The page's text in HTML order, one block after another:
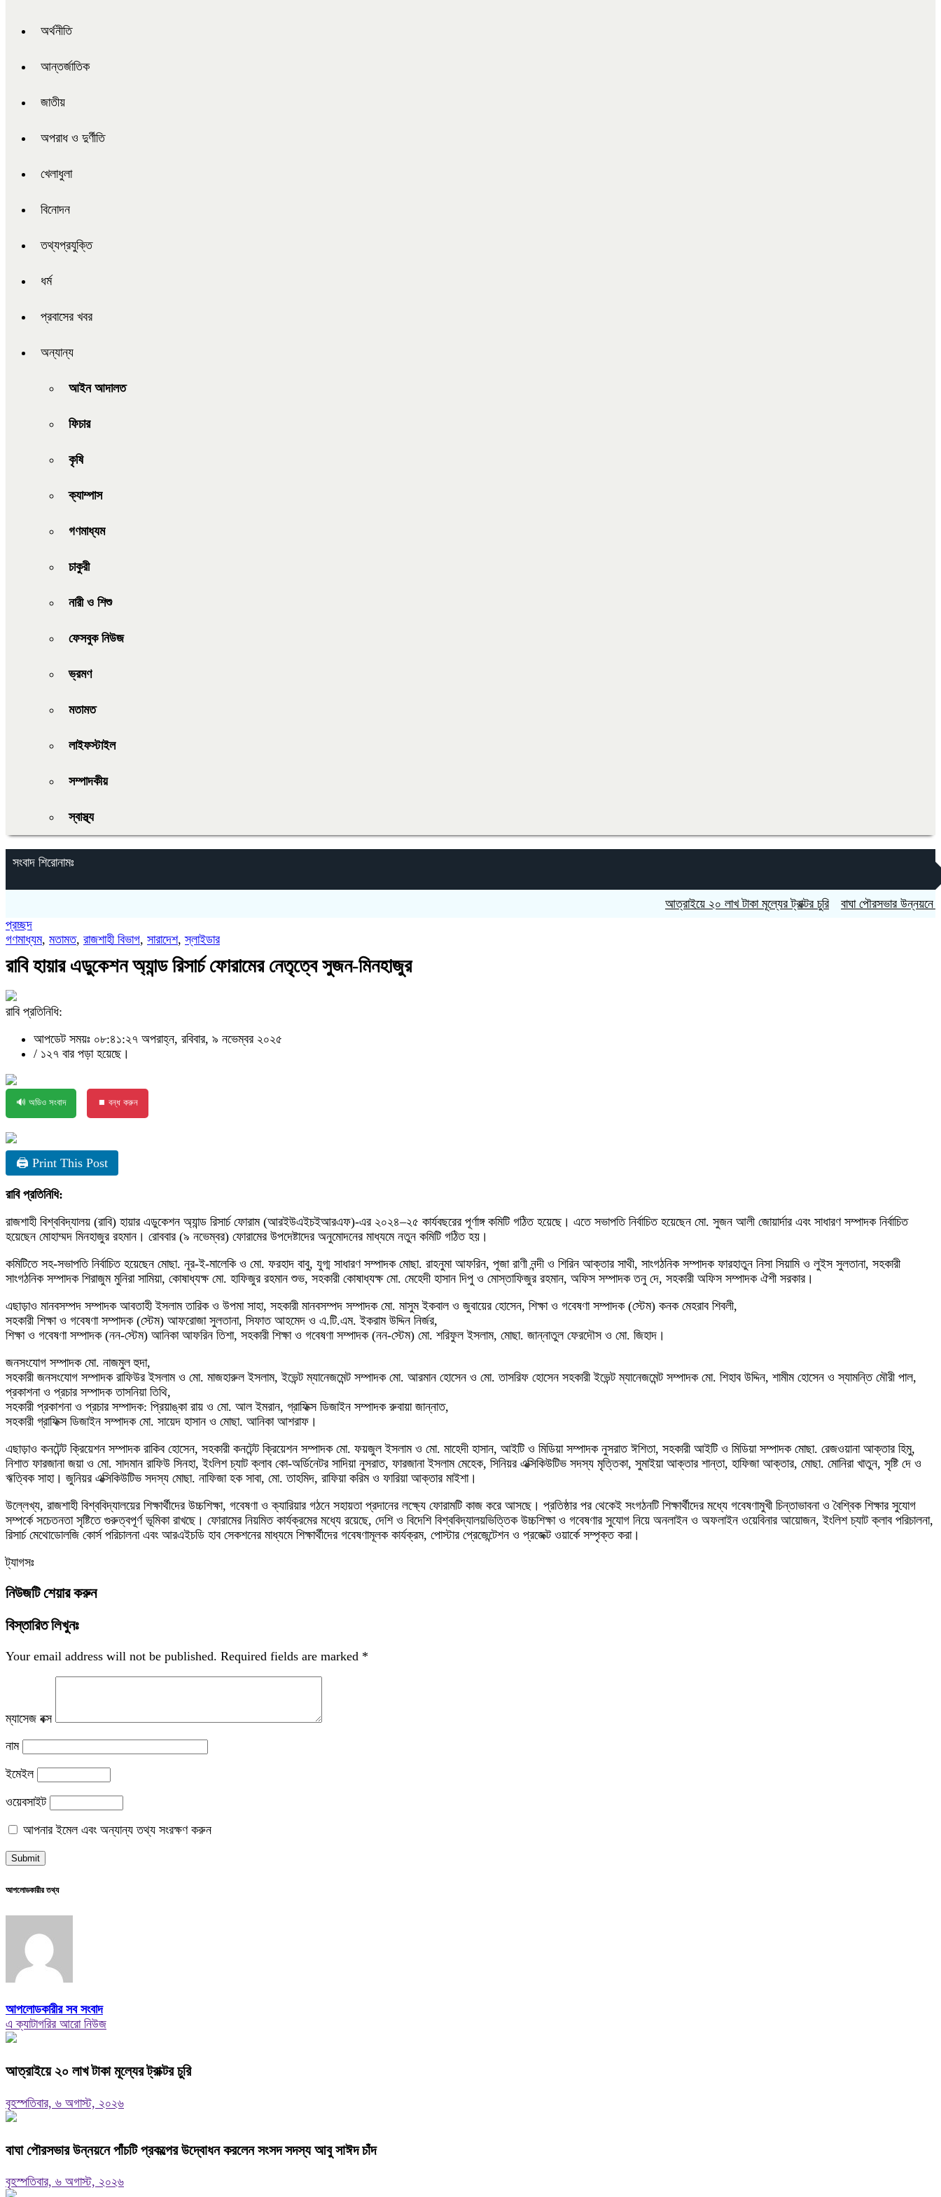
অর্থনীতি
আন্তর্জাতিক
জাতীয়
অপরাধ ও দুর্ণীতি
খেলাধুলা
বিনোদন
তথ্যপ্রযুক্তি
ধর্ম
প্রবাসের খবর
অন্যান্য
আইন আদালত
ফিচার
কৃষি
ক্যাম্পাস
গণমাধ্যম
চাকুরী
নারী ও শিশু
ফেসবুক নিউজ
ভ্রমণ
মতামত
লাইফস্টাইল
সম্পাদকীয়
স্বাস্থ্য
সংবাদ শিরোনামঃ
আত্রাইয়ে ২০ লাখ টাকা মূল্যের ট্রাক্টর চুরি
বাঘা পৌরসভার উন্নয়নে পাঁচটি
প্রচ্ছদ
গণমাধ্যম, মতামত, রাজশাহী বিভাগ, সারাদেশ,স্লাইডার
রাবি হায়ার এডুকেশন অ্যান্ড রিসার্চ ফোরামের নেতৃত্বে সুজন-মিনহাজুর
রাবি প্রতিনিধি:
আপডেট সময়ঃ ০৮:৪১:২৭ অপরাহ্ন, রবিবার, ৯ নভেম্বর ২০২৫
/ ১২৭ বার পড়া হয়েছে।
🔊 অডিও সংবাদ ⏹ বন্ধ করুন
🖨 Print This Post
রাবি প্রতিনিধি:
রাজশাহী বিশ্ববিদ্যালয় (রাবি) হায়ার এডুকেশন অ্যান্ড রিসার্চ ফোরাম (আরইউএইচইআরএফ)-এর ২০২৪–২৫ কার্যবছরের পূর্ণাঙ্গ কমিটি গঠিত হয়েছে। এতে সভাপতি নির্বাচিত হয়েছেন মো. সুজন আলী জোয়ার্দার এবং সাধারণ সম্পাদক নির্বাচিত
হয়েছেন মোহাম্মদ মিনহাজুর রহমান। রোববার (৯ নভেম্বর) ফোরামের উপদেষ্টাদের অনুমোদনের মাধ্যমে নতুন কমিটি গঠিত হয়।
কমিটিতে সহ-সভাপতি নির্বাচিত হয়েছেন মোছা. নূর-ই-মালেকি ও মো. ফরহাদ বাবু, যুগ্ম সাধারণ সম্পাদক মোছা. রাহনুমা আফরিন, পূজা রাণী নন্দী ও শিরিন আক্তার সাথী, সাংগঠনিক সম্পাদক ফারহাতুন নিসা সিয়ামি ও লুইস সুলতানা, সহকারী
সাংগঠনিক সম্পাদক শিরাজুম মুনিরা সামিয়া, কোষাধ্যক্ষ মো. হাফিজুর রহমান শুভ, সহকারী কোষাধ্যক্ষ মো. মেহেদী হাসান দিপু ও মোস্তাফিজুর রহমান, অফিস সম্পাদক তনু দে, সহকারী অফিস সম্পাদক ঐশী সরকার।
এছাড়াও মানবসম্পদ সম্পাদক আবতাহী ইসলাম তারিক ও উপমা সাহা, সহকারী মানবসম্পদ সম্পাদক মো. মাসুম ইকবাল ও জুবায়ের হোসেন, শিক্ষা ও গবেষণা সম্পাদক (স্টেম) কনক মেহরাব শিবলী,
সহকারী শিক্ষা ও গবেষণা সম্পাদক (স্টেম) আফরোজা সুলতানা, সিফাত আহমেদ ও এ.টি.এম. ইকরাম উদ্দিন নির্জর,
শিক্ষা ও গবেষণা সম্পাদক (নন-স্টেম) আনিকা আফরিন তিশা, সহকারী শিক্ষা ও গবেষণা সম্পাদক (নন-স্টেম) মো. শরিফুল ইসলাম, মোছা. জান্নাতুল ফেরদৌস ও মো. জিহাদ।
জনসংযোগ সম্পাদক মো. নাজমুল হুদা,
সহকারী জনসংযোগ সম্পাদক রাফিউর ইসলাম ও মো. মাজহারুল ইসলাম, ইভেন্ট ম্যানেজমেন্ট সম্পাদক মো. আরমান হোসেন ও মো. তাসরিফ হোসেন সহকারী ইভেন্ট ম্যানেজমেন্ট সম্পাদক মো. শিহাব উদ্দিন, শামীম হোসেন ও স্যামন্তি মৌরী পাল,
প্রকাশনা ও প্রচার সম্পাদক তাসনিয়া তিথি,
সহকারী প্রকাশনা ও প্রচার সম্পাদক: প্রিয়াঙ্কা রায় ও মো. আল ইমরান, গ্রাফিক্স ডিজাইন সম্পাদক রুবায়া জান্নাত,
সহকারী গ্রাফিক্স ডিজাইন সম্পাদক মো. সায়েদ হাসান ও মোছা. আনিকা আশরাফ।
এছাড়াও কনটেন্ট ক্রিয়েশন সম্পাদক রাকিব হোসেন, সহকারী কনটেন্ট ক্রিয়েশন সম্পাদক মো. ফয়জুল ইসলাম ও মো. মাহেদী হাসান, আইটি ও মিডিয়া সম্পাদক নুসরাত ঈশিতা, সহকারী আইটি ও মিডিয়া সম্পাদক মোছা. রেজওয়ানা আক্তার হিমু,
নিশাত ফারজানা জয়া ও মো. সাদমান রাফিউ সিনহা, ইংলিশ চ্যাট ক্লাব কো-অর্ডিনেটর সাদিয়া নুসরাত, ফারজানা ইসলাম মেহেক, সিনিয়র এক্সিকিউটিভ সদস্য মৃত্তিকা, সুমাইয়া আক্তার শান্তা, হাফিজা আক্তার, মোছা. মোনিরা খাতুন, সৃষ্টি দে ও
ঋত্বিক সাহা। জুনিয়র এক্সিকিউটিভ সদস্য মোছা. নাফিজা হক সাবা, মো. তাহমিদ, রাফিয়া করিম ও ফারিয়া আক্তার মাইশা।
উল্লেখ্য, রাজশাহী বিশ্ববিদ্যালয়ের শিক্ষার্থীদের উচ্চশিক্ষা, গবেষণা ও ক্যারিয়ার গঠনে সহায়তা প্রদানের লক্ষ্যে ফোরামটি কাজ করে আসছে। প্রতিষ্ঠার পর থেকেই সংগঠনটি শিক্ষার্থীদের মধ্যে গবেষণামুখী চিন্তাভাবনা ও বৈশ্বিক শিক্ষার সুযোগ
সম্পর্কে সচেতনতা সৃষ্টিতে গুরুত্বপূর্ণ ভূমিকা রাখছে। ফোরামের নিয়মিত কার্যক্রমের মধ্যে রয়েছে, দেশি ও বিদেশি বিশ্ববিদ্যালয়ভিত্তিক উচ্চশিক্ষা ও গবেষণার সুযোগ নিয়ে অনলাইন ও অফলাইন ওয়েবিনার আয়োজন, ইংলিশ চ্যাট ক্লাব পরিচালনা,
রিসার্চ মেথোডোলজি কোর্স পরিচালনা এবং আরএইচডি হাব সেকশনের মাধ্যমে শিক্ষার্থীদের গবেষণামূলক কার্যক্রম, পোস্টার প্রেজেন্টেশন ও প্রজেক্ট ওয়ার্কে সম্পৃক্ত করা।
ট্যাগসঃ
নিউজটি শেয়ার করুন
বিস্তারিত লিখুনঃ
Your email address will not be published. Required fields are marked *
ম্যাসেজ বক্স
নাম
ইমেইল
ওয়েবসাইট
আপনার ইমেল এবং অন্যান্য তথ্য সংরক্ষণ করুন
আপলোডকারীর তথ্য
আপলোডকারীর সব সংবাদ
এ ক্যাটাগরির আরো নিউজ
আত্রাইয়ে ২০ লাখ টাকা মূল্যের ট্রাক্টর চুরি
বৃহস্পতিবার, ৬ অগাস্ট, ২০২৬
বাঘা পৌরসভার উন্নয়নে পাঁচটি প্রকল্পের উদ্বোধন করলেন সংসদ সদস্য আবু সাঈদ চাঁদ
বৃহস্পতিবার, ৬ অগাস্ট, ২০২৬